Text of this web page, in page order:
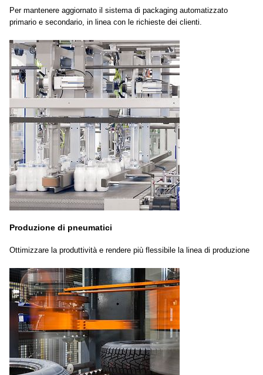
Per mantenere aggiornato il sistema di packaging automatizzato
primario e secondario, in linea con le richieste dei clienti.
Produzione di pneumatici
Ottimizzare la produttività e rendere più flessibile la linea di produzione